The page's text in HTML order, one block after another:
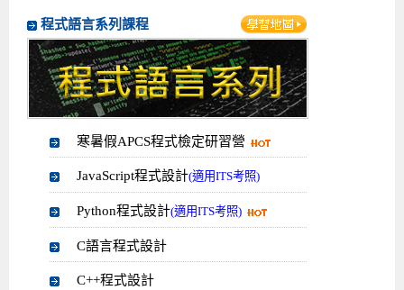
程式語言系列課程
寒暑假APCS程式檢定研習營
JavaScript程式設計(適用ITS考照)
Python程式設計(適用ITS考照)
C語言程式設計
C++程式設計